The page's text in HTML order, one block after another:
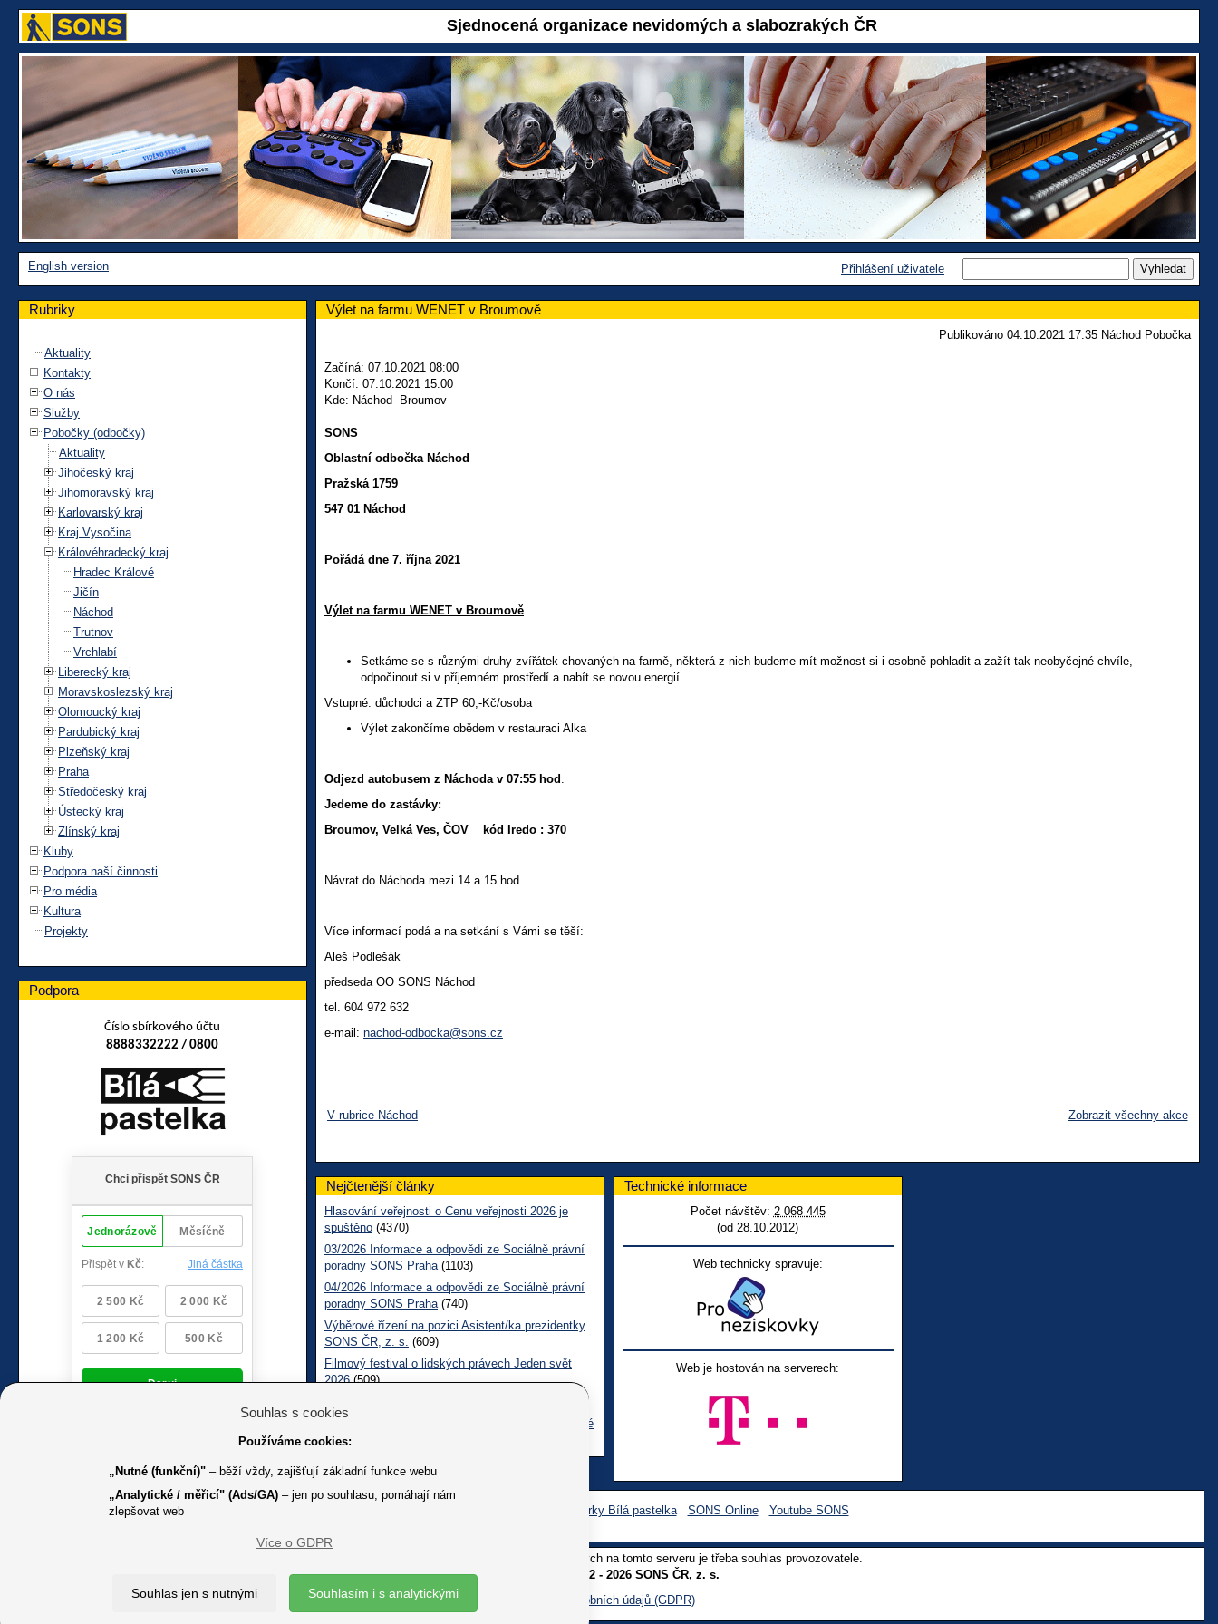
Sjednocená organizace nevidomých a slabozrakých ČR
English version Přihlášení uživatele
Rubriky
Aktuality
Kontakty
O nás
Služby
Pobočky (odbočky)
Aktuality
Jihočeský kraj
Jihomoravský kraj
Karlovarský kraj
Kraj Vysočina
Královéhradecký kraj
Hradec Králové
Jičín
Náchod
Trutnov
Vrchlabí
Liberecký kraj
Moravskoslezský kraj
Olomoucký kraj
Pardubický kraj
Plzeňský kraj
Praha
Středočeský kraj
Ústecký kraj
Zlínský kraj
Kluby
Podpora naší činnosti
Pro média
Kultura
Projekty
Výlet na farmu WENET v Broumově
Publikováno 04.10.2021 17:35 Náchod Pobočka
Začíná: 07.10.2021 08:00
Končí: 07.10.2021 15:00
Kde: Náchod- Broumov
SONS
Oblastní odbočka Náchod
Pražská 1759
547 01 Náchod
Pořádá dne 7. října 2021
Výlet na farmu WENET v Broumově
Setkáme se s různými druhy zvířátek chovaných na farmě, některá z nich budeme mít možnost si i osobně pohladit a zažít tak neobyčejné chvíle,
odpočinout si v příjemném prostředí a nabít se novou energií.
Vstupné: důchodci a ZTP 60,-Kč/osoba
Výlet zakončíme obědem v restauraci Alka
Odjezd autobusem z Náchoda v 07:55 hod
Jedeme do zastávky:
Broumov, Velká Ves, ČOV kód Iredo : 370
Návrat do Náchoda mezi 14 a 15 hod.
Více informací podá a na setkání s Vámi se těší:
Aleš Podlešák
předseda OO SONS Náchod
tel. 604 972 632
e-mail: nachod-odbocka@sons.cz
V rubrice Náchod Zobrazit všechny akce
Podpora
Číslo sbírkového účtu
8888332222 / 0800
Nejčtenější články
Hlasování veřejnosti o Cenu veřejnosti 2026 je
spuštěno (4370)
03/2026 Informace a odpovědi ze Sociálně právní
poradny SONS Praha (1103)
04/2026 Informace a odpovědi ze Sociálně právní
poradny SONS Praha (740)
Výběrové řízení na pozici Asistent/ka prezidentky
SONS ČR, z. s. (609)
Filmový festival o lidských právech Jeden svět
2026(509)
05/2026 Informace a odpovědi na dotazy z pražské
Sociálně právní poradny SONS
Technické informace
Počet návštěv: 2 068 445
(od 28.10.2012)
Web technicky spravuje:
Web je hostován na serverech:
Facebook sbírky Bílá pastelka SONS Online Youtube SONS
K jakémukoliv užití textů a obrázků uvedených na tomto serveru je třeba souhlas provozovatele.
Copyright © 2012 - 2026 SONS ČR, z. s.
Ochrana osobních údajů (GDPR)
Souhlas s cookies
Používáme cookies:
„Nutné (funkční)" – běží vždy, zajišťují základní funkce webu
„Analytické / měřicí" (Ads/GA) – jen po souhlasu, pomáhají nám
zlepšovat web
Více o GDPR
Souhlas jen s nutnými Souhlasím i s analytickými